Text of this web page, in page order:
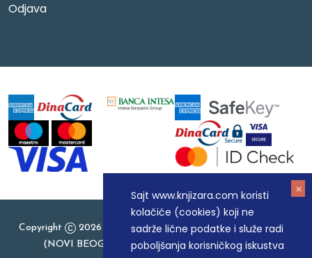
Sajt www.knjizara.com koristi
kolačiće (cookies) koji ne
sadrže lične podatke i služe radi
poboljšanja korisničkog iskustva
Odjava
Copyright
2026 Knjizara.com - MAKART DOO BEOGRAD
(NOVI BEOGRAD), PIB: 105184104, MB: 20337524